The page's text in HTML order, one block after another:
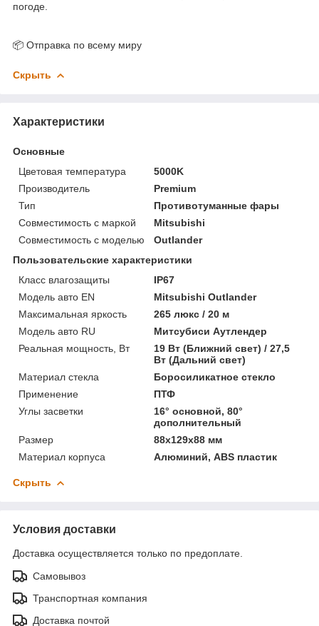
погоде.
📦 Отправка по всему миру
Скрыть
Характеристики
Основные
Цветовая температура
5000K
Производитель
Premium
Тип
Противотуманные фары
Совместимость с маркой
Mitsubishi
Совместимость с моделью
Outlander
Пользовательские характеристики
Класс влагозащиты
IP67
Модель авто EN
Mitsubishi Outlander
Максимальная яркость
265 люкс / 20 м
Модель авто RU
Митсубиси Аутлендер
Реальная мощность, Вт
19 Вт (Ближний свет) / 27,5
Вт (Дальний свет)
Материал стекла
Боросиликатное стекло
Применение
ПТФ
Углы засветки
16° основной, 80°
дополнительный
Размер
88x129x88 мм
Материал корпуса
Алюминий, ABS пластик
Скрыть
Условия доставки
Доставка осуществляется только по предоплате.
Самовывоз
Транспортная компания
Доставка почтой